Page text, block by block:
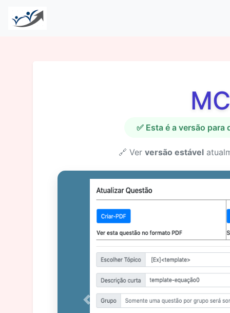
✅ Esta é a versão
🔗 Ver versão estável
Previous